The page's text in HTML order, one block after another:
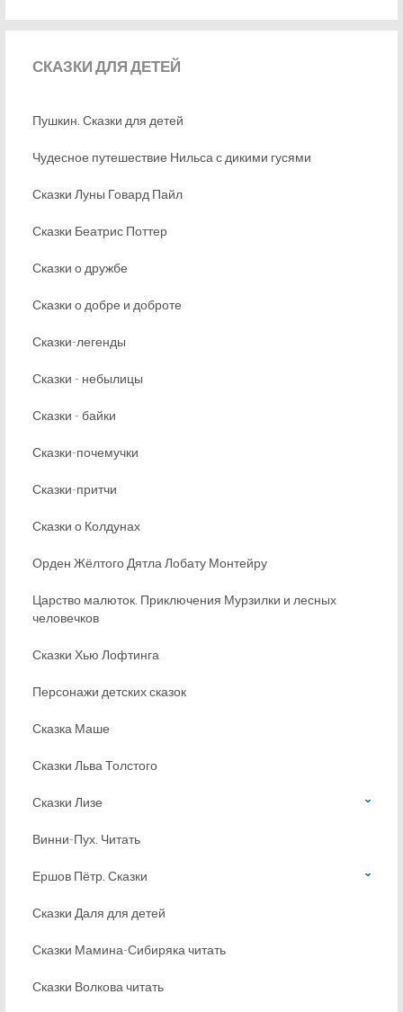
СКАЗКИДЛЯ ДЕТЕЙ
Пушкин. Сказки для детей
Чудесное путешествие Нильса с дикими гусями
Сказки Луны Говард Пайл
Сказки Беатрис Поттер
Сказки о дружбе
Сказки о добре и доброте
Сказки-легенды
Сказки - небылицы
Сказки - байки
Сказки-почемучки
Сказки-притчи
Сказки о Колдунах
Орден Жёлтого Дятла Лобату Монтейру
Царство малюток. Приключения Мурзилки и лесных
человечков
Сказки Хью Лофтинга
Персонажи детских сказок
Сказка Маше
Сказки Льва Толстого
Сказки Лизе
Винни-Пух. Читать
Ершов Пётр. Сказки
Сказки Даля для детей
Сказки Мамина-Сибиряка читать
Сказки Волкова читать